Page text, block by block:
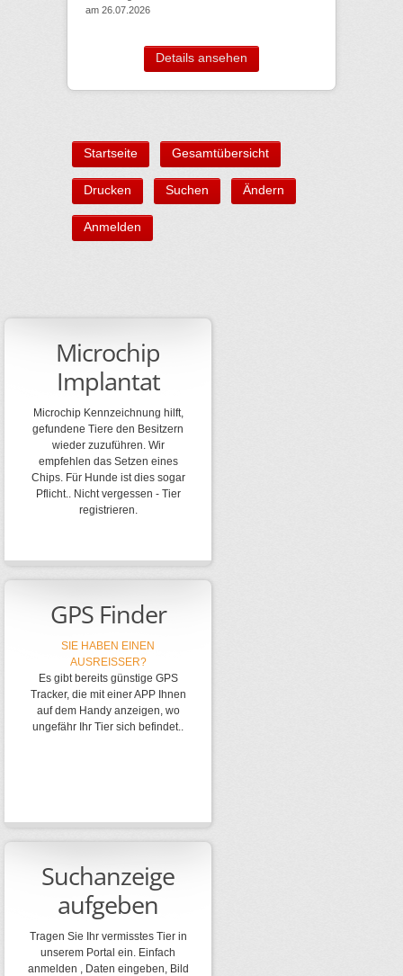
am 26.07.2026
Details ansehen
Startseite Gesamtübersicht
Drucken Suchen Ändern
Anmelden
Microchip
Implantat
Microchip Kennzeichnung hilft,
gefundene Tiere den Besitzern
wieder zuzuführen. Wir
empfehlen das Setzen eines
Chips. Für Hunde ist dies sogar
Pflicht.. Nicht vergessen - Tier
registrieren.
GPS Finder
SIE HABEN EINEN
AUSREISSER?
Es gibt bereits günstige GPS
Tracker, die mit einer APP Ihnen
auf dem Handy anzeigen, wo
ungefähr Ihr Tier sich befindet..
Suchanzeige
aufgeben
Tragen Sie Ihr vermisstes Tier in
unserem Portal ein. Einfach
anmelden , Daten eingeben, Bild